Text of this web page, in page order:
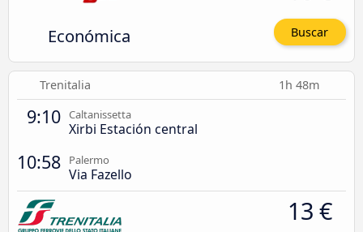
Económica Buscar
Trenitalia 1h 48m
9:10 Caltanissetta
Xirbi Estación central
10:58 Palermo
Via Fazello
13 €